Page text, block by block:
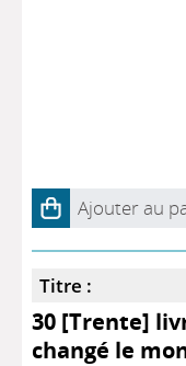
Ajouter au
Titre :
30 [Trente]
changé le